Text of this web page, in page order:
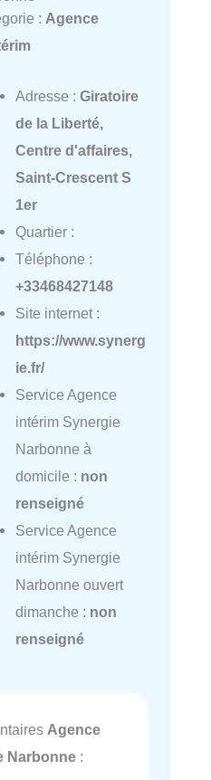
: Agence
Adresse : Giratoire
de la Liberté,
Centre d'affaires,
Saint-Crescent S
1er
Quartier :
Téléphone :
+33468427148
Site internet :
https://www.synerg
ie.fr/
Service Agence
intérim Synergie
Narbonne à
domicile : non
renseigné
Service Agence
intérim Synergie
Narbonne ouvert
dimanche : non
renseigné
Agence
Narbonne :